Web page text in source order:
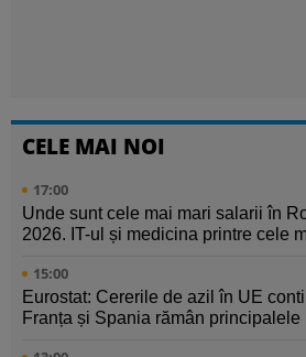
CELE MAI NOI
17:00
Unde sunt cele mai mari salarii în
2026. IT-ul și medicina printre cele
15:00
Eurostat: Cererile de azil în UE
Franța și Spania rămân principalele